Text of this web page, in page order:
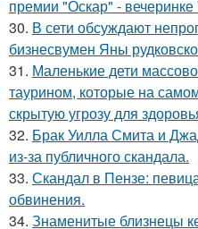
премии "Оскар" - вечеринке
30. В сети обсуждают
бизнесвумен Яны
31. Маленькие дети
таурином, которые на
скрытую угрозу для
32. Брак Уилла Смита и
из-за публичного скандала.
33. Скандал в Пензе:
обвинения.
34. Знаменитые близнецы